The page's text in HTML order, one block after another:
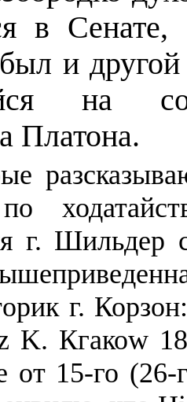
в Сенате,
и другой
на
Платона.
по
г. Шильдер
г.
K. Кгакоw
от 15-го